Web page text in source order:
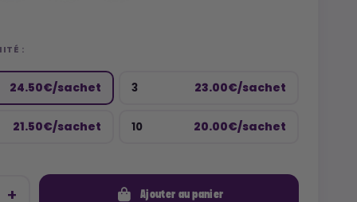
:
24.50€/sachet 3 23.00€/sachet
21.50€/sachet 10 20.00€/sachet
Ajouter au panier